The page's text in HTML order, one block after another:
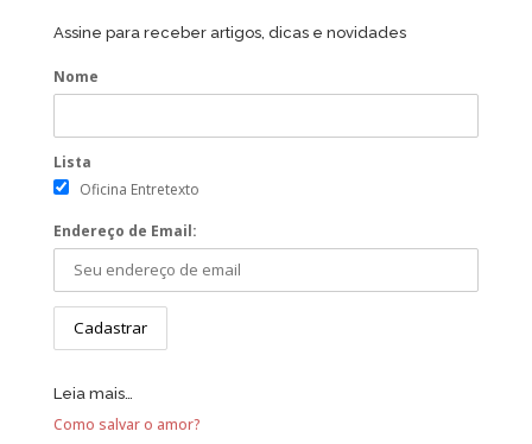
Assine para receber artigos, dicas e novidades
Nome
Lista
Oficina Entretexto
Endereço de Email:
Leia mais…
Como salvar o amor?